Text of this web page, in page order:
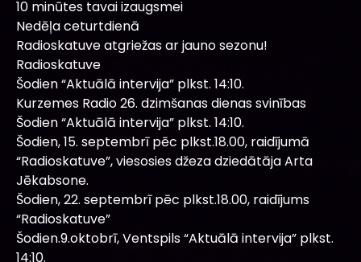
10 minūtes tavai izaugsmei
Nedēļa ceturtdienā
Radioskatuve atgriežas ar jauno sezonu!
Radioskatuve
Šodien “Aktuālā intervija” plkst. 14:10.
Kurzemes Radio 26. dzimšanas dienas svinības
Šodien “Aktuālā intervija” plkst. 14:10.
Šodien, 15. septembrī pēc plkst.18.00, raidījumā
“Radioskatuve”, viesosies džeza dziedātāja Arta
Jēkabsone.
Šodien, 22. septembrī pēc plkst.18.00, raidījums
“Radioskatuve”
Šodien.9.oktobrī, Ventspils “Aktuālā intervija” plkst.
14:10.